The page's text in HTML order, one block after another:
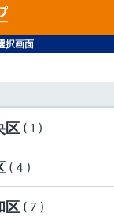
択画面
区 ( 1 )
( 4 )
区 ( 7 )